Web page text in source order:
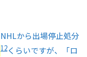
から出場停止処分
12くらいですが、「ロ